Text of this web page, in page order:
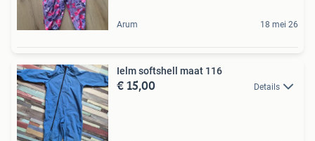
Arum 18 mei 26
Ielm softshell maat 116
€ 15,00 Details